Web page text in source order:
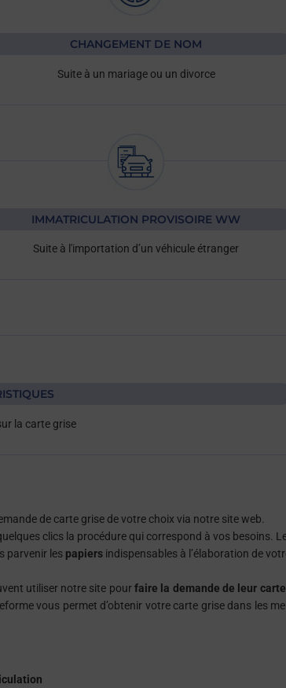
CHANGEMENT DE NOM
Suite à un mariage ou un divorce
IMMATRICULATION PROVISOIRE WW
Suite à l'importation d’un véhicule étranger
la carte grise
de carte grise de votre choix via notre site web.
clics la procédure qui correspond à vos besoins.
parvenir les papiers indispensables à l’élaboration de
utiliser notre site pourfaire la demande de leur
vous permet d’obtenir votre carte grise dans les